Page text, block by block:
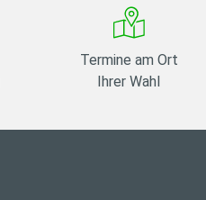
Termine am Ort
Ihrer Wahl